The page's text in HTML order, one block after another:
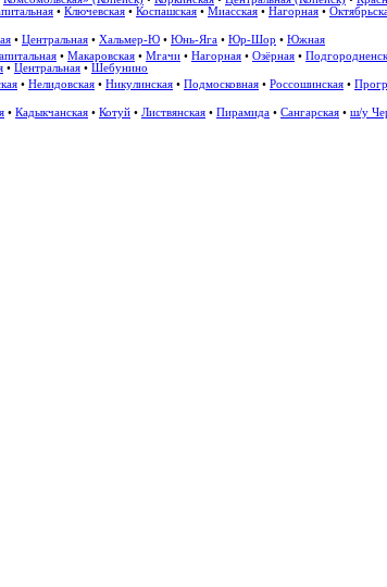
• Ключевская • Коспашская • Миасская • Нагорная •
• Центральная • Хальмер-Ю • Юнь-Яга • Юр-Шор • Южная
• Макаровская • Мгачи • Нагорная • Озёрная •
• Центральная • Шебунино
• Нелидовская • Никулинская • Подмосковная • Россошинская •
• Кадыкчанская • Котуй • Листвянская • Пирамида • Сангарская • ш/у